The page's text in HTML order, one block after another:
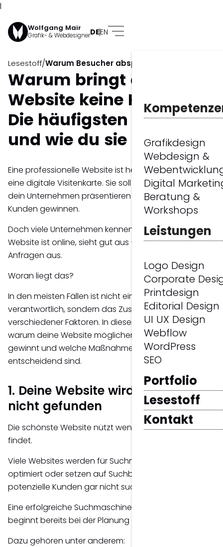
l
Wolfgang Mair
Grafik- & WebdesignerDEEN
Grafikdesign
Webdesign &
Digital
Beratung &
Workshops
Leistungen
Logo Design
Corporate
Printdesign
Editorial Design
UI UX Design
Webflow
WordPress
SEO
Portfolio
Lesestoff
Kontakt
Lesestoff/Warum Besucher abspringen
Warum bringt deine
Website keine Kunden?
Die häufigsten Ursachen
und wie du sie behebst.
Eine professionelle Website ist heute weit mehr als
eine digitale Visitenkarte. Sie soll Vertrauen schaffen,
dein Unternehmen präsentieren und im Idealfall neue
Kunden gewinnen.
Doch viele Unternehmen kennen das Problem: Die
Website ist online, sieht gut aus – trotzdem bleiben
Anfragen aus.
Woran liegt das?
In den meisten Fällen ist nicht ein einzelner Fehler
verantwortlich, sondern das Zusammenspiel
verschiedener Faktoren. In diesem Beitrag erfährst du,
warum deine Website möglicherweise keine Kunden
gewinnt und welche Maßnahmen wirklich
entscheidend sind.
1. Deine Website wird bei Google
nicht gefunden
Die schönste Website nützt wenig, wenn sie niemand
findet.
Viele Websites werden für Suchmaschinen nicht
optimiert oder setzen auf Suchbegriffe, nach denen
potenzielle Kunden gar nicht suchen.
Eine erfolgreiche Suchmaschinenoptimierung
beginnt bereits bei der Planung einer Website.
Dazu gehören unter anderem: